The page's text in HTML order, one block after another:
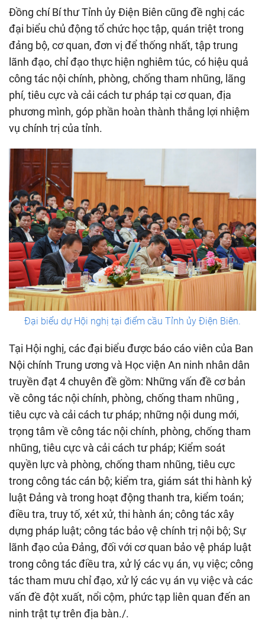
Đồng chí Bí thư Tỉnh ủy Điện Biên cũng đề nghị các
đại biểu chủ động tổ chức học tập, quán triệt trong
đảng bộ, cơ quan, đơn vị để thống nhất, tập trung
lãnh đạo, chỉ đạo thực hiện nghiêm túc, có hiệu quả
công tác nội chính, phòng, chống tham nhũng, lãng
phí, tiêu cực và cải cách tư pháp tại cơ quan, địa
phương mình, góp phần hoàn thành thắng lợi nhiệm
vụ chính trị của tỉnh.
Đại biểu dự Hội nghị tại điểm cầu Tỉnh ủy Điện Biên.
Tại Hội nghị, các đại biểu được báo cáo viên của Ban
Nội chính Trung ương và Học viện An ninh nhân dân
truyền đạt 4 chuyên đề gồm: Những vấn đề cơ bản
về công tác nội chính, phòng, chống tham nhũng ,
tiêu cực và cải cách tư pháp; những nội dung mới,
trọng tâm về công tác nội chính, phòng, chống tham
nhũng, tiêu cực và cải cách tư pháp; Kiểm soát
quyền lực và phòng, chống tham nhũng, tiêu cực
trong công tác cán bộ; kiểm tra, giám sát thi hành kỷ
luật Đảng và trong hoạt động thanh tra, kiểm toán;
điều tra, truy tố, xét xử, thi hành án; công tác xây
dựng pháp luật; công tác bảo vệ chính trị nội bộ; Sự
lãnh đạo của Đảng, đối với cơ quan bảo vệ pháp luật
trong công tác điều tra, xử lý các vụ án, vụ việc; công
tác tham mưu chỉ đạo, xử lý các vụ án vụ việc và các
vấn đề đột xuất, nổi cộm, phức tạp liên quan đến an
ninh trật tự trên địa bàn./.